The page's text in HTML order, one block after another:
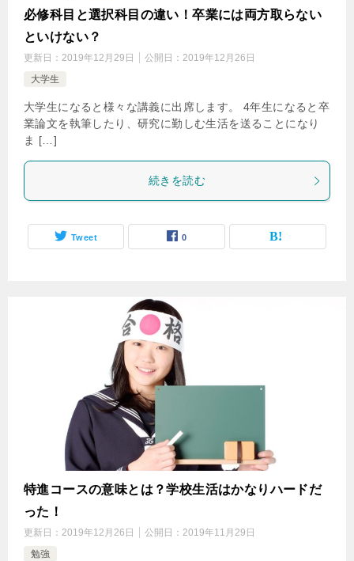
必修科目と選択科目の違い！卒業には両方取らない
といけない？
更新日： 2019年12月29日 公開日： 2019年12月26日
大学生
大学生になると様々な講義に出席します。 4年生になると卒
業論文を執筆したり、研究に勤しむ生活を送ることになり
ま […]
続きを読む
Tweet 0
特進コースの意味とは？学校生活はかなりハードだ
った！
更新日： 2019年12月26日 公開日： 2019年11月29日
勉強